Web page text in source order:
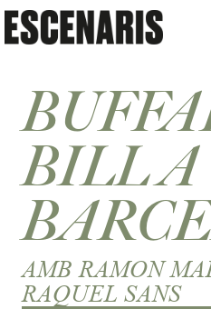
BILL A
AMB RAMON
RAQUEL SANS